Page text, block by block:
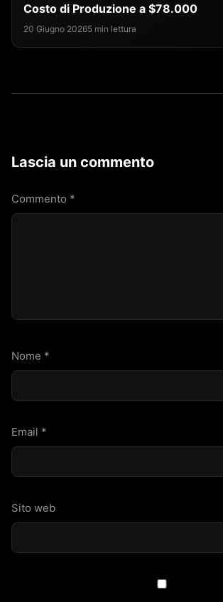
Costo di Produzione a $78.000
20 Giugno 20265 min lettura
Lascia un commento
Commento *
Nome *
Email *
Sito web